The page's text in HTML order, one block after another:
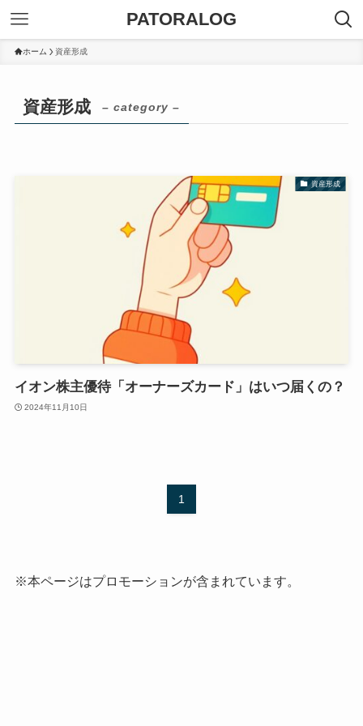
PATORALOG
ホーム 資産形成
資産形成 – category –
資産形成
イオン株主優待「オーナーズカード」はいつ届くの？
2024年11月10日
1
※本ページはプロモーションが含まれています。